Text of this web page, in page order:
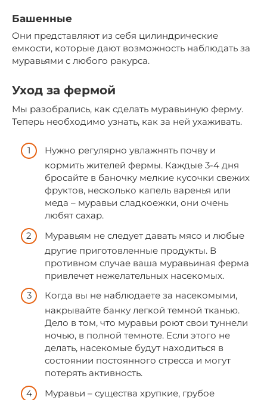
Башенные
Они представляют из себя цилиндрические
емкости, которые дают возможность наблюдать за
муравьями с любого ракурса.
Уход за фермой
Мы разобрались, как сделать муравьиную ферму.
Теперь необходимо узнать, как за ней ухаживать.
Нужно регулярно увлажнять почву и
кормить жителей фермы. Каждые 3-4 дня
бросайте в баночку мелкие кусочки свежих
фруктов, несколько капель варенья или
меда – муравьи сладкоежки, они очень
любят сахар.
Муравьям не следует давать мясо и любые
другие приготовленные продукты. В
противном случае ваша муравьиная ферма
привлечет нежелательных насекомых.
Когда вы не наблюдаете за насекомыми,
накрывайте банку легкой темной тканью.
Дело в том, что муравьи роют свои туннели
ночью, в полной темноте. Если этого не
делать, насекомые будут находиться в
состоянии постоянного стресса и могут
потерять активность.
Муравьи – существа хрупкие, грубое